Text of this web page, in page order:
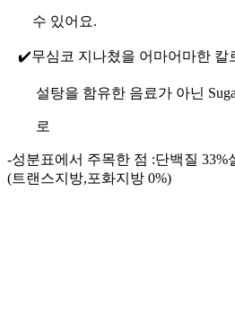
수 있어요.
✔️무심코 지나쳤을 어마어마한 칼
설탕을 함유한 음료가 아닌
로
-성분표에서 주목한 점 :단백질 33%
(트랜스지방,포화지방 0%)